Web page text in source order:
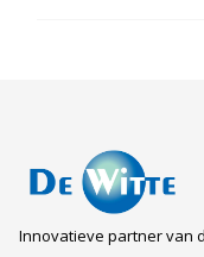
Innovatieve partner van